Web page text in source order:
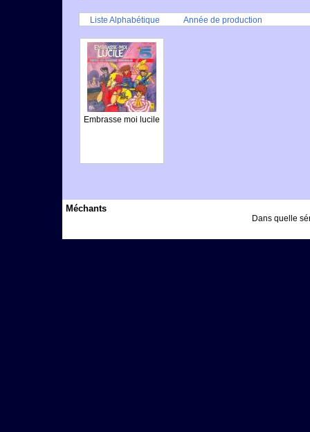
Liste Alphabétique Année de production
Embrasse moi lucile
Méchants
Dans quelle